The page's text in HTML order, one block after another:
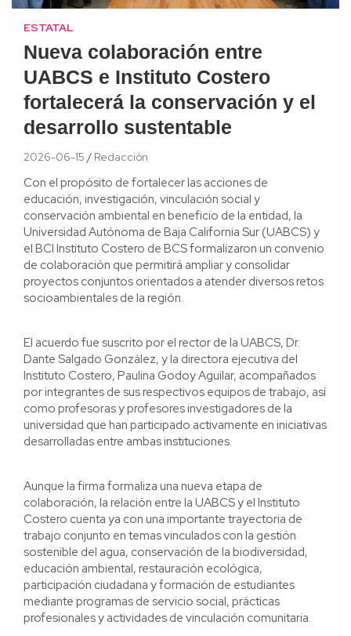
ESTATAL
Nueva colaboración entre
UABCS e Instituto Costero
fortalecerá la conservación y el
desarrollo sustentable
2026-06-15 Redacción
Con el propósito de fortalecer las acciones de
educación, investigación, vinculación social y
conservación ambiental en beneficio de la entidad, la
Universidad Autónoma de Baja California Sur (UABCS) y
el BCI Instituto Costero de BCS formalizaron un convenio
de colaboración que permitirá ampliar y consolidar
proyectos conjuntos orientados a atender diversos retos
socioambientales de la región.
El acuerdo fue suscrito por el rector de la UABCS, Dr.
Dante Salgado González, y la directora ejecutiva del
Instituto Costero, Paulina Godoy Aguilar, acompañados
por integrantes de sus respectivos equipos de trabajo, así
como profesoras y profesores investigadores de la
universidad que han participado activamente en iniciativas
desarrolladas entre ambas instituciones.
Aunque la firma formaliza una nueva etapa de
colaboración, la relación entre la UABCS y el Instituto
Costero cuenta ya con una importante trayectoria de
trabajo conjunto en temas vinculados con la gestión
sostenible del agua, conservación de la biodiversidad,
educación ambiental, restauración ecológica,
participación ciudadana y formación de estudiantes
mediante programas de servicio social, prácticas
profesionales y actividades de vinculación comunitaria.